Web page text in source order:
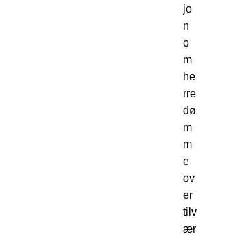
jo
n
o
m
he
rre
dø
m
m
e
ov
er
tilv
ær